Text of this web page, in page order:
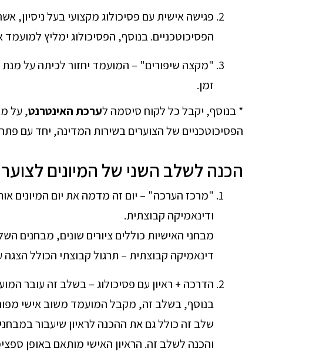
פגישה אישית עם פסיכולוג מקצועי בעל ניסיון,
הפסיכוטכניים. בנוסף, הפסיכולוג ימליץ
"מקצה שיפורים" – המועמד יחזור לכיתה על מנת
זמן.
* בנוסף, יקבל כל לקוח סיסמה לערכת האינטרנט, על
הפסיכוטכניים של הצוערים בשירות המדינה, יחד עם
הכנה לשלב השני של המיונים
"מרכז הערכה" – יום זה מדמה את יום המיונים
ודינאמיקה קבוצתית.
מבחני האישיות כוללים ציורים שונים, מבחנים
דינאמיקה קבוצתית – תרגול קבוצתי הכולל
הדרכה + ראיון עם פסיכולוג – בשלב זה עובר
בנוסף, בשלב זה, מקבל המועמד משוב אישי
שלב זה כולל גם את ההכנה לראיון שיעבור
והכנה לשלב זה. הראיון האישי מותאם באופן